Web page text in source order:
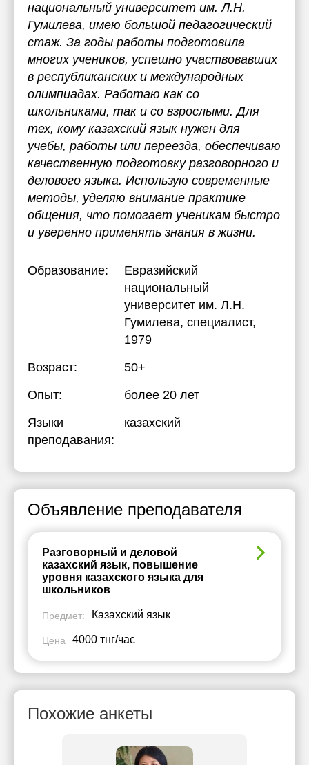
национальный университет им. Л.Н.
Гумилева, имею большой педагогический
стаж. За годы работы подготовила
многих учеников, успешно участвовавших
в республиканских и международных
олимпиадах. Работаю как со
школьниками, так и со взрослыми. Для
тех, кому казахский язык нужен для
учебы, работы или переезда, обеспечиваю
качественную подготовку разговорного и
делового языка. Использую современные
методы, уделяю внимание практике
общения, что помогает ученикам быстро
и уверенно применять знания в жизни.
Образование:
Евразийский
национальный
университет им. Л.Н.
Гумилева, специалист,
1979
Возраст:
50+
Опыт:
более 20 лет
Языки
преподавания:
казахский
Объявление преподавателя
Разговорный и деловой
казахский язык, повышение
уровня казахского языка для
школьников
Предмет: Казахский язык
Цена 4000 тнг/час
Похожие анкеты